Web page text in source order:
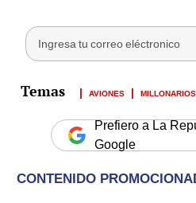
AVIONES MILLONARIOS
Prefiero a La
Google